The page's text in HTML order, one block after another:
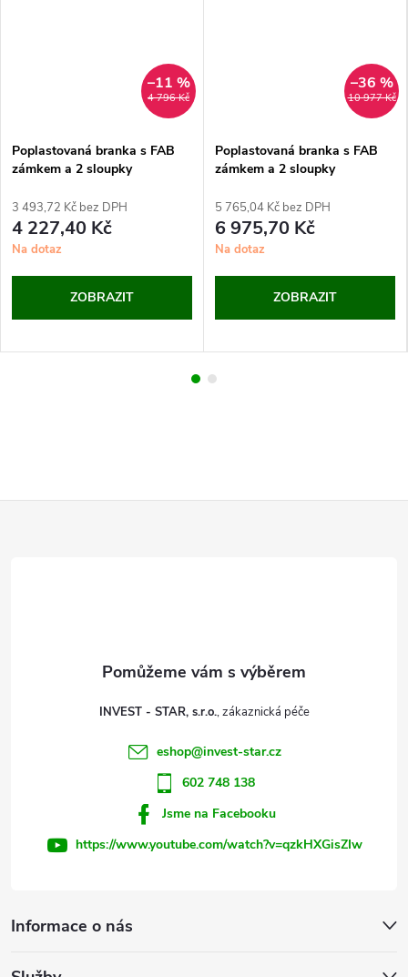
4 796 Kč
–11 %
Poplastovaná branka s FAB
zámkem a 2 sloupky
3 493,72 Kč bez DPH
4 227,40 Kč
Na dotaz
ZOBRAZIT
10 977 Kč
–36 %
Poplastovaná branka s FAB
zámkem a 2 sloupky
5 765,04 Kč bez DPH
6 975,70 Kč
Na dotaz
ZOBRAZIT
Informace o nás
INVEST - STAR, s.r.o.
eshop@invest-star.cz
602 748 138
Jsme na Facebooku
https://www.youtube.com/watch?v=qzkHXGisZIw